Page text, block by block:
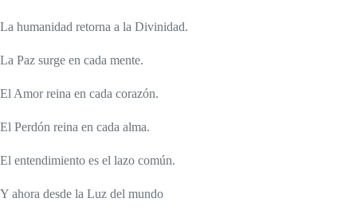
La humanidad retorna a la Divinidad.
La Paz surge en cada mente.
El Amor reina en cada corazón.
El Perdón reina en cada alma.
El entendimiento es el lazo común.
Y ahora desde la Luz del mundo